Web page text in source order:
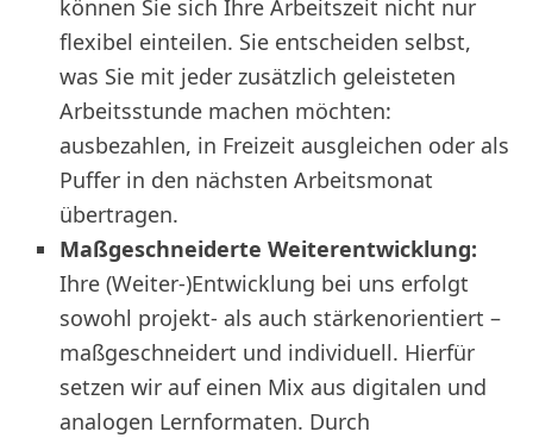
können Sie sich Ihre Arbeitszeit nicht nur
flexibel einteilen. Sie entscheiden selbst,
was Sie mit jeder zusätzlich geleisteten
Arbeitsstunde machen möchten:
ausbezahlen, in Freizeit ausgleichen oder als
Puffer in den nächsten Arbeitsmonat
übertragen.
Maßgeschneiderte Weiterentwicklung:
Ihre (Weiter-)Entwicklung bei uns erfolgt
sowohl projekt- als auch stärkenorientiert –
maßgeschneidert und individuell. Hierfür
setzen wir auf einen Mix aus digitalen und
analogen Lernformaten. Durch